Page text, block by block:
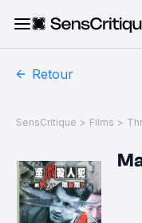
Retour
SensCritique > Films >